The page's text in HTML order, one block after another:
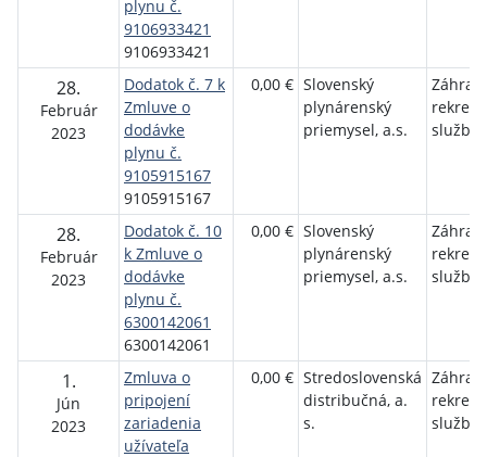
plynu č.
9106933421
9106933421
28.
Február
2023
Dodatok č. 7 k
Zmluve o
dodávke
plynu č.
9105915167
9105915167
0,00 € Slovenský
plynárenský
priemysel, a.s.
služby
28.
Február
2023
Dodatok č. 10
k Zmluve o
dodávke
plynu č.
6300142061
6300142061
0,00 € Slovenský
plynárenský
priemysel, a.s.
služby
1.
Jún
2023
Zmluva o
pripojení
zariadenia
užívateľa
0,00 € Stredoslovenská
distribučná, a.
s.
služby